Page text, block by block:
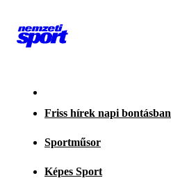
Friss hírek napi bontásban
Sportműsor
Képes Sport